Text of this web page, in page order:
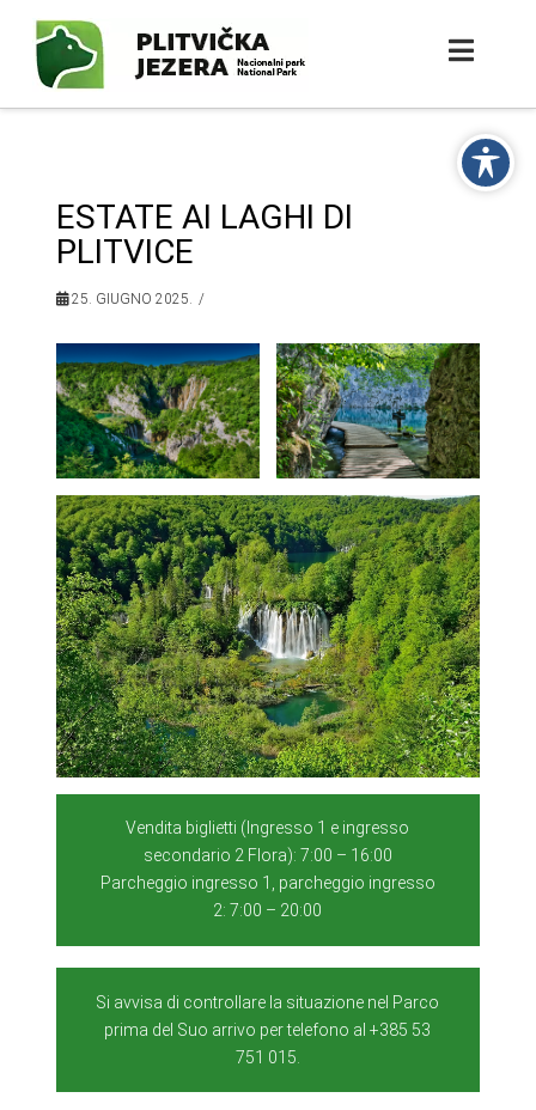
ESTATE AI LAGHI DI
PLITVICE
25. GIUGNO 2025.
Vendita biglietti (Ingresso 1 e ingresso
secondario 2 Flora): 7:00 – 16:00
Parcheggio ingresso 1, parcheggio ingresso
2: 7:00 – 20:00
Si avvisa di controllare la situazione nel Parco
prima del Suo arrivo per telefono al +385 53
751 015.